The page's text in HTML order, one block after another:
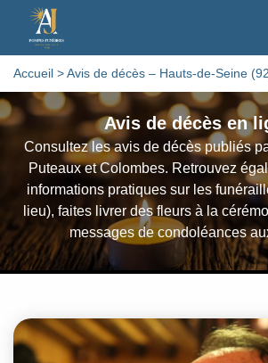
Accueil >Avis de décès – Hauts-de-Seine
Avis de décès en
Consultez les avis de décès publiés
Puteaux et Colombes. Retrouvez
informations pratiques sur les
lieu), faites livrer des fleurs à la
messages de condoléances